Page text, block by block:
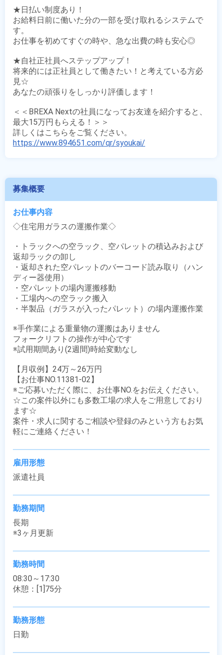
★日払い制度あり！
お給料日前に働いた分の一部を受け取れるシステムで
す。
お仕事を初めてすぐの時や、急な出費の時も安心◎
★自社正社員へステップアップ！
将来的には正社員として働きたい！と考えている方必
見☆
あなたの頑張りをしっかり評価します！
＜＜BREXA Nextの社員になってお友達を紹介すると、
最大15万円もらえる！＞＞
https://www.894651.com/qr/syoukai/
募集概要
お仕事内容
◇住宅用ガラスの運搬作業◇
・トラックへの空ラック、空パレットの積込みおよび
返却ラックの卸し
・返却された空パレットのバーコード読み取り（ハン
ディー器使用）
・空パレットの場内運搬移動
・工場内への空ラック搬入
・半製品（ガラスが入ったパレット）の場内運搬作業
※手作業による重量物の運搬はありません
フォークリフトの操作が中心です
※試用期間あり(2週間)時給変動なし
【月収例】24万～26万円
【お仕事NO.11381-02】
※ご応募いただく際に、お仕事NO.をお伝えください。
☆この案件以外にも多数工場の求人をご用意しており
ます☆
案件・求人に関するご相談や登録のみという方もお気
軽にご連絡ください！
雇用形態
派遣社員
勤務期間
長期
※3ヶ月更新
勤務時間
08:30～17:30
休憩：[1]75分
勤務形態
日勤